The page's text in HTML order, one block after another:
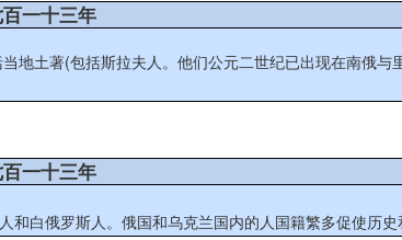
一十三年
土著(包括斯拉夫人。他们公元二世纪已出现在南俄
一十三年
白俄罗斯人。俄国和乌克兰国内的人国籍繁多促使历